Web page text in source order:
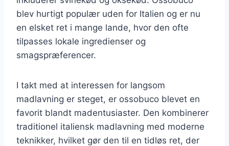
blev hurtigt populær uden for Italien og er nu
en elsket ret i mange lande, hvor den ofte
tilpasses lokale ingredienser og
smagspræferencer.
I takt med at interessen for langsom
madlavning er steget, er ossobuco blevet en
favorit blandt madentusiaster. Den kombinerer
traditionel italiensk madlavning med moderne
teknikker, hvilket gør den til en tidløs ret, der